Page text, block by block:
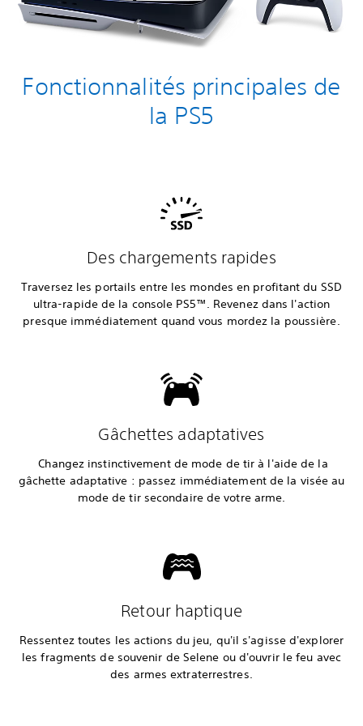
Fonctionnalités principales de
la PS5
Des chargements rapides
Traversez les portails entre les mondes en profitant du SSD
ultra-rapide de la console PS5™. Revenez dans l'action
presque immédiatement quand vous mordez la poussière.
Gâchettes adaptatives
Changez instinctivement de mode de tir à l'aide de la
gâchette adaptative : passez immédiatement de la visée au
mode de tir secondaire de votre arme.
Retour haptique
Ressentez toutes les actions du jeu, qu'il s'agisse d'explorer
les fragments de souvenir de Selene ou d'ouvrir le feu avec
des armes extraterrestres.